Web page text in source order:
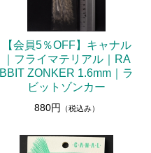
【会員5％OFF】キャナル
｜フライマテリアル｜RA
BBIT ZONKER 1.6mm｜ラ
ビットゾンカー
880円 （税込み）